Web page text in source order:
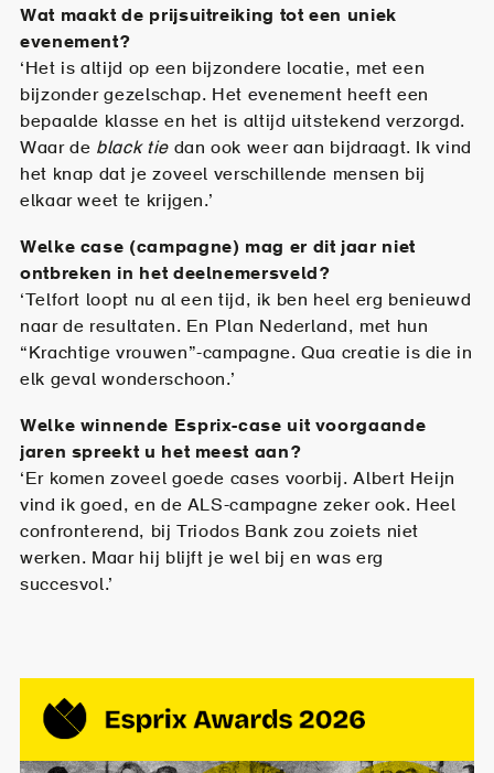
Wat maakt de prijsuitreiking tot een uniek
evenement?
‘Het is altijd op een bijzondere locatie, met een
bijzonder gezelschap. Het evenement heeft een
bepaalde klasse en het is altijd uitstekend verzorgd.
Waar de black tiedan ook weer aan bijdraagt. Ik vind
het knap dat je zoveel verschillende mensen bij
elkaar weet te krijgen.’
Welke case (campagne) mag er dit jaar niet
ontbreken in het deelnemersveld?
‘Telfort loopt nu al een tijd, ik ben heel erg benieuwd
naar de resultaten. En Plan Nederland, met hun
“Krachtige vrouwen”-campagne. Qua creatie is die in
elk geval wonderschoon.’
Welke winnende Esprix-case uit voorgaande
jaren spreekt u het meest aan?
‘Er komen zoveel goede cases voorbij. Albert Heijn
vind ik goed, en de ALS-campagne zeker ook. Heel
confronterend, bij Triodos Bank zou zoiets niet
werken. Maar hij blijft je wel bij en was erg
succesvol.’